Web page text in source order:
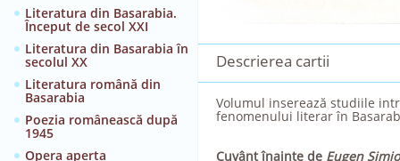
Literatura din Basarabia.
Început de secol XXI
Literatura din Basarabia în
secolul XX
Literatura română din
Basarabia
Poezia românească după
1945
Opera aperta
Descrierea cartii
Volumul inserează studiile
fenomenului literar în
Cuvânt înainte de Eugen